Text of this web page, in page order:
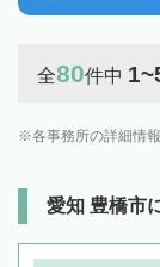
全80件中
各事務所の詳細情
愛知 豊橋市